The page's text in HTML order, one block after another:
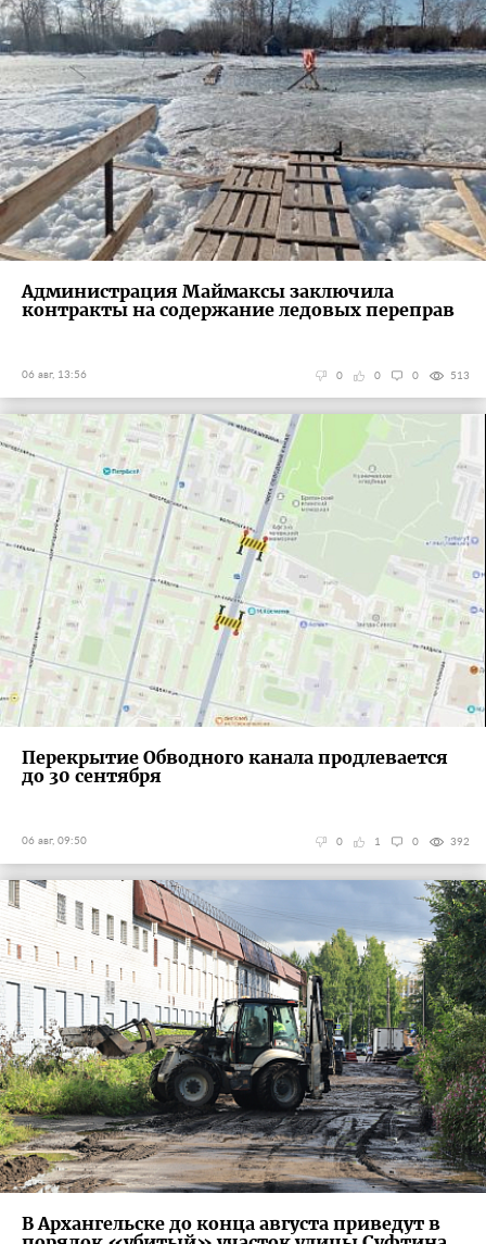
Администрация Маймаксы заключила
контракты на содержание ледовых переправ
06 авг, 13:56 513
0
0
0
Перекрытие Обводного канала продлевается
до 30 сентября
06 авг, 09:50 392
0
1
0
В Архангельске до конца августа приведут в